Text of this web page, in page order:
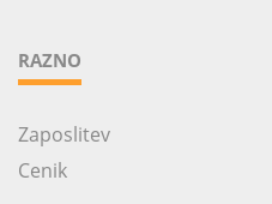
RAZNO
Zaposlitev
Cenik